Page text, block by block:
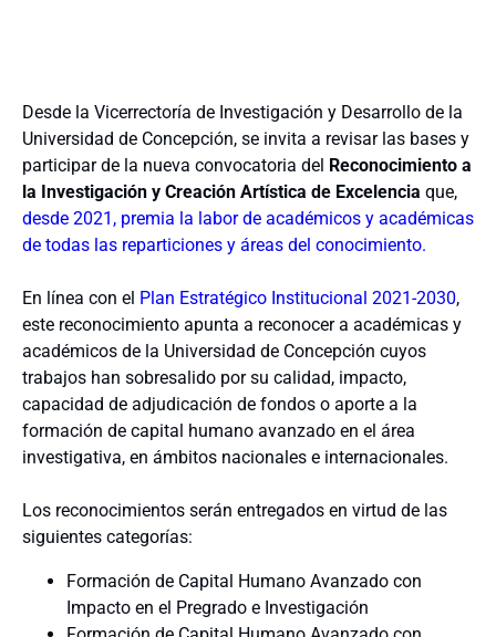
Desde la Vicerrectoría de Investigación y Desarrollo de la
Universidad de Concepción, se invita a revisar las bases y
participar de la nueva convocatoria del Reconocimiento a
la Investigación y Creación Artística de Excelencia que,
desde 2021, premia la labor de académicos y académicas
de todas las reparticiones y áreas del conocimiento.
En línea con el Plan Estratégico Institucional 2021-2030,
este reconocimiento apunta a reconocer a académicas y
académicos de la Universidad de Concepción cuyos
trabajos han sobresalido por su calidad, impacto,
capacidad de adjudicación de fondos o aporte a la
formación de capital humano avanzado en el área
investigativa, en ámbitos nacionales e internacionales.
Los reconocimientos serán entregados en virtud de las
siguientes categorías:
Formación de Capital Humano Avanzado con
Impacto en el Pregrado e Investigación